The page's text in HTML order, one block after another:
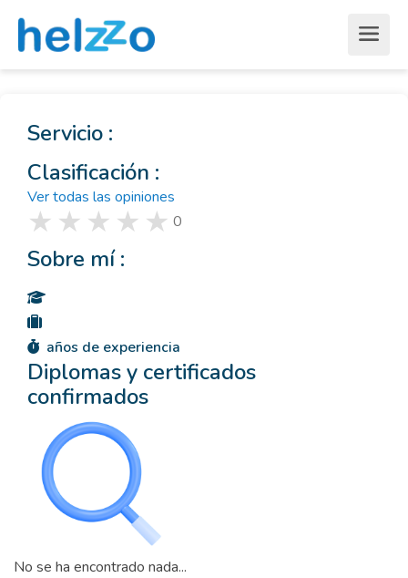
Servicio :
Clasificación :
Ver todas las opiniones
0
Sobre mí :
años de experiencia
Diplomas y certificados
confirmados
No se ha encontrado nada...